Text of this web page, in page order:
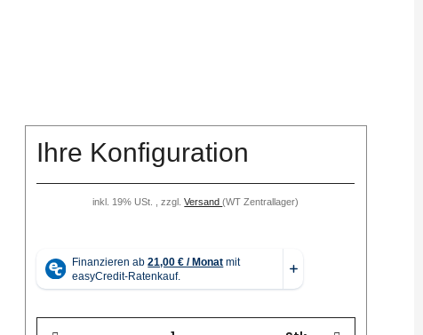
Ihre Konfiguration
inkl. 19% USt. , zzgl.Versand(WT Zentrallager)